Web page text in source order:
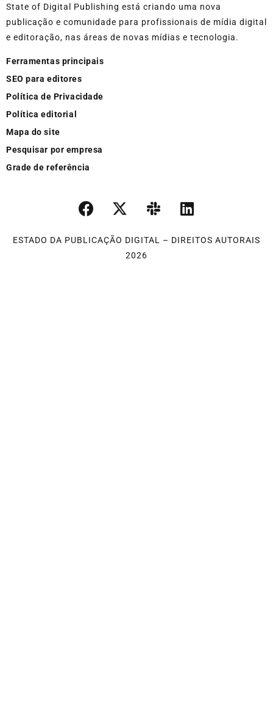
State of Digital Publishing está criando uma nova
publicação e comunidade para profissionais de mídia digital
e editoração, nas áreas de novas mídias e tecnologia.
Ferramentas principais
SEO para editores
Política de Privacidade
Política editorial
Mapa do site
Pesquisar por empresa
Grade de referência
ESTADO DA PUBLICAÇÃO DIGITAL – DIREITOS AUTORAIS
2026